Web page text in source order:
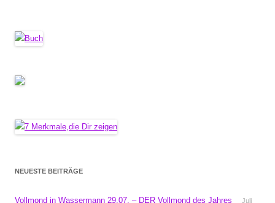
NEUESTE BEITRÄGE
Vollmond in Wassermann 29.07. – DER Vollmond des Jahres
Juli